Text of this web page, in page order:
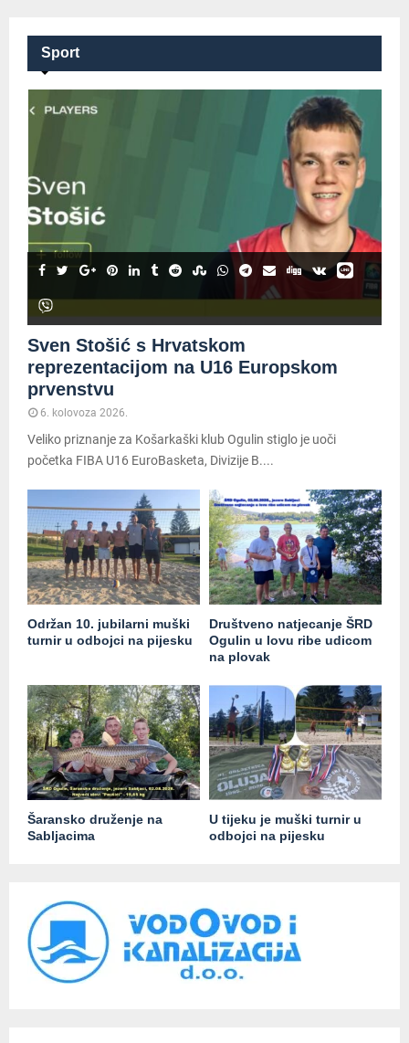
Sport
Sven Stošić s Hrvatskom
reprezentacijom na U16 Europskom
prvenstvu
6. kolovoza 2026.
Veliko priznanje za Košarkaški klub Ogulin stiglo je uoči
početka FIBA U16 EuroBasketa, Divizije B....
Održan 10. jubilarni muški
turnir u odbojci na pijesku
Društveno natjecanje ŠRD
Ogulin u lovu ribe udicom
na plovak
Šaransko druženje na
Sabljacima
U tijeku je muški turnir u
odbojci na pijesku